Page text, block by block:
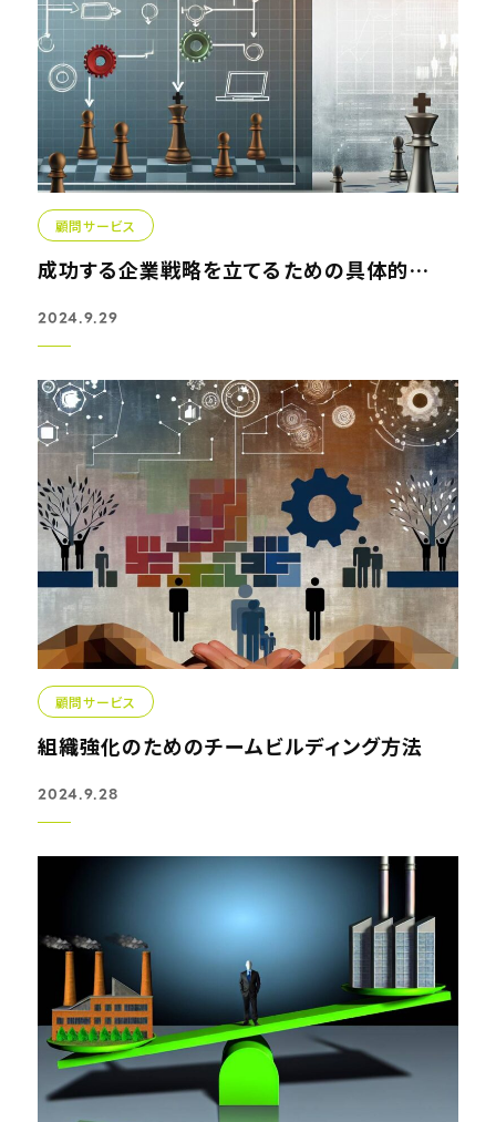
顧問サービス
成功する企業戦略を立てるための具体的な方法
2024.9.29
顧問サービス
組織強化のためのチームビルディング方法
2024.9.28